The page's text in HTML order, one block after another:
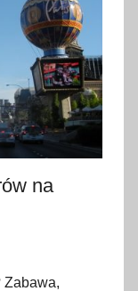
na
Zabawa,